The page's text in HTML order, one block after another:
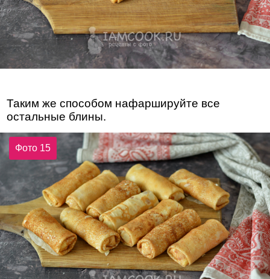
Таким же способом нафаршируйте все
остальные блины.
Фото 15